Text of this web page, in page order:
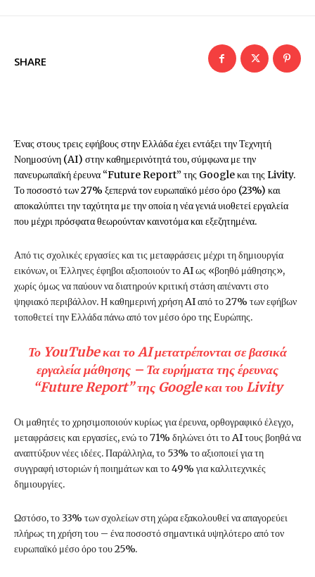
SHARE
Ένας στους τρεις εφήβους στην Ελλάδα έχει εντάξει την Τεχνητή
Νοημοσύνη (AI) στην καθημερινότητά του, σύμφωνα με την
πανευρωπαϊκή έρευνα “Future Report” της Google και της Livity.
Το ποσοστό των 27% ξεπερνά τον ευρωπαϊκό μέσο όρο (23%) και
αποκαλύπτει την ταχύτητα με την οποία η νέα γενιά υιοθετεί εργαλεία
που μέχρι πρόσφατα θεωρούνταν καινοτόμα και εξεζητημένα.
Από τις σχολικές εργασίες και τις μεταφράσεις μέχρι τη δημιουργία
εικόνων, οι Έλληνες έφηβοι αξιοποιούν το AI ως «βοηθό μάθησης»,
χωρίς όμως να παύουν να διατηρούν κριτική στάση απέναντι στο
ψηφιακό περιβάλλον. Η καθημερινή χρήση AI από το 27% των εφήβων
τοποθετεί την Ελλάδα πάνω από τον μέσο όρο της Ευρώπης.
Το YouTube και το AI μετατρέπονται σε βασικά
εργαλεία μάθησης – Τα ευρήματα της έρευνας
“Future Report” της Google και του Livity
Οι μαθητές το χρησιμοποιούν κυρίως για έρευνα, ορθογραφικό έλεγχο,
μεταφράσεις και εργασίες, ενώ το 71% δηλώνει ότι το AI τους βοηθά να
αναπτύξουν νέες ιδέες. Παράλληλα, το 53% το αξιοποιεί για τη
συγγραφή ιστοριών ή ποιημάτων και το 49% για καλλιτεχνικές
δημιουργίες.
Ωστόσο, το 33% των σχολείων στη χώρα εξακολουθεί να απαγορεύει
πλήρως τη χρήση του – ένα ποσοστό σημαντικά υψηλότερο από τον
ευρωπαϊκό μέσο όρο του 25%.